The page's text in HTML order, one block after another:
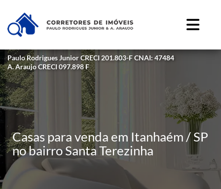
Paulo Rodrigues Junior CRECI 201.803-F CNAI: 47484
A. Araujo CRECI 097.898 F
Casas para venda em Itanhaém / SP
no bairro Santa Terezinha